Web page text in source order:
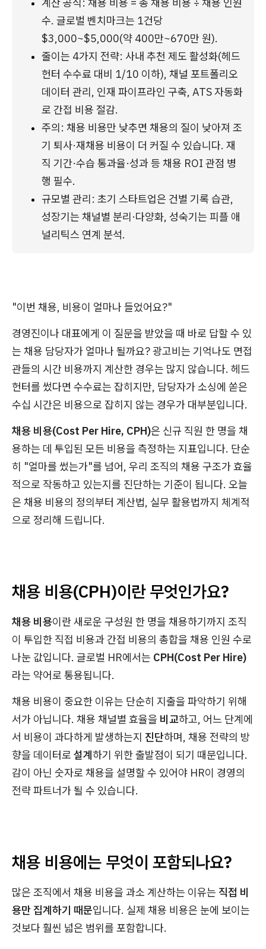
수. 글로벌 벤치마크는 1건당
$3,000~$5,000(약 400만~670만 원).
줄이는 4가지 전략: 사내 추천 제도 활성화(헤드
헌터 수수료 대비 1/10 이하), 채널 포트폴리오
데이터 관리, 인재 파이프라인 구축, ATS 자동화
로 간접 비용 절감.
주의: 채용 비용만 낮추면 채용의 질이 낮아져 조
기 퇴사·재채용 비용이 더 커질 수 있습니다. 재
직 기간·수습 통과율·성과 등 채용 ROI 관점 병
행 필수.
규모별 관리: 초기 스타트업은 건별 기록 습관,
성장기는 채널별 분리·다양화, 성숙기는 피플 애
널리틱스 연계 분석.
"이번 채용, 비용이 얼마나 들었어요?"
경영진이나 대표에게 이 질문을 받았을 때 바로 답할 수 있
는 채용 담당자가 얼마나 될까요? 광고비는 기억나도 면접
관들의 시간 비용까지 계산한 경우는 많지 않습니다. 헤드
헌터를 썼다면 수수료는 잡히지만, 담당자가 소싱에 쏟은
수십 시간은 비용으로 잡히지 않는 경우가 대부분입니다.
채용 비용(Cost Per Hire, CPH)은 신규 직원 한 명을 채
용하는 데 투입된 모든 비용을 측정하는 지표입니다. 단순
히 "얼마를 썼는가"를 넘어, 우리 조직의 채용 구조가 효율
적으로 작동하고 있는지를 진단하는 기준이 됩니다. 오늘
은 채용 비용의 정의부터 계산법, 실무 활용법까지 체계적
으로 정리해 드립니다.
채용 비용(CPH)이란 무엇인가요?
채용 비용이란 새로운 구성원 한 명을 채용하기까지 조직
이 투입한 직접 비용과 간접 비용의 총합을 채용 인원 수로
나눈 값입니다. 글로벌 HR에서는 CPH(Cost Per Hire)
라는 약어로 통용됩니다.
채용 비용이 중요한 이유는 단순히 지출을 파악하기 위해
서가 아닙니다. 채용 채널별 효율을 비교하고, 어느 단계에
서 비용이 과다하게 발생하는지 진단하며, 채용 전략의 방
향을 데이터로 설계하기 위한 출발점이 되기 때문입니다.
감이 아닌 숫자로 채용을 설명할 수 있어야 HR이 경영의
전략 파트너가 될 수 있습니다.
채용 비용에는 무엇이 포함되나요?
많은 조직에서 채용 비용을 과소 계산하는 이유는 직접 비
용만 집계하기 때문입니다. 실제 채용 비용은 눈에 보이는
것보다 훨씬 넓은 범위를 포함합니다.